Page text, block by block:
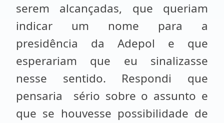
serem alcançadas, que queriam
indicar um nome para a
presidência da Adepol e que
esperariam que eu sinalizasse
nesse sentido. Respondi que
pensaria sério sobre o assunto e
que se houvesse possibilidade de